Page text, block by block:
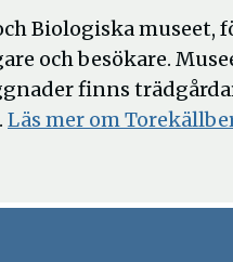
Biologiska museet,
och besökare.
finns
Läs mer om